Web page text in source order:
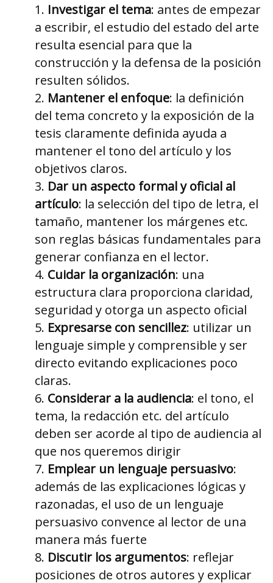
Investigar el tema: antes de empezar
a escribir, el estudio del estado del arte
resulta esencial para que la
construcción y la defensa de la posición
resulten sólidos.
Mantener el enfoque: la definición
del tema concreto y la exposición de la
tesis claramente definida ayuda a
mantener el tono del artículo y los
objetivos claros.
Dar un aspecto formal y oficial al
artículo: la selección del tipo de letra, el
tamaño, mantener los márgenes etc.
son reglas básicas fundamentales para
generar confianza en el lector.
Cuidar la organización: una
estructura clara proporciona claridad,
seguridad y otorga un aspecto oficial
Expresarse con sencillez: utilizar un
lenguaje simple y comprensible y ser
directo evitando explicaciones poco
claras.
Considerar a la audiencia: el tono, el
tema, la redacción etc. del artículo
deben ser acorde al tipo de audiencia al
que nos queremos dirigir
Emplear un lenguaje persuasivo:
además de las explicaciones lógicas y
razonadas, el uso de un lenguaje
persuasivo convence al lector de una
manera más fuerte
Discutir los argumentos: reflejar
posiciones de otros autores y explicar